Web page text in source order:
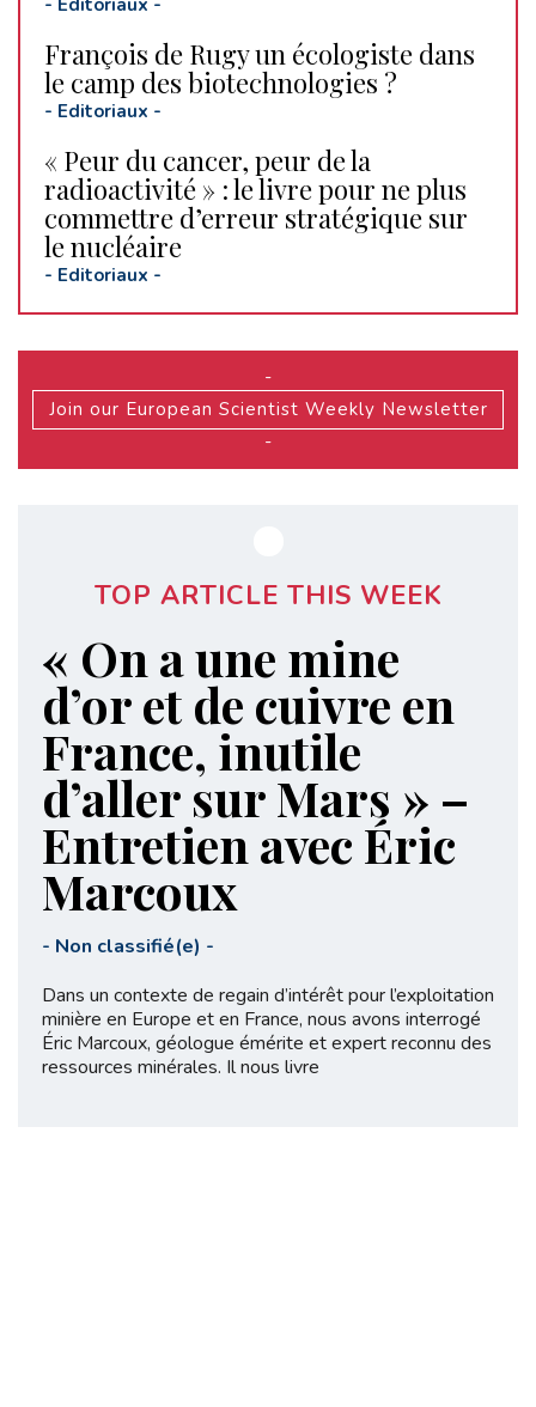
François de Rugy un écologiste dans
le camp des biotechnologies ?
- Editoriaux -
« Peur du cancer, peur de la
radioactivité » : le livre pour ne plus
commettre d’erreur stratégique sur
le nucléaire
- Editoriaux -
-
Join our European Scientist Weekly Newsletter
-
TOP ARTICLE THIS WEEK
« On a une mine
d’or et de cuivre en
France, inutile
d’aller sur Mars » –
Entretien avec Éric
Marcoux
- Non classifié(e) -
Dans un contexte de regain d’intérêt pour l’exploitation
minière en Europe et en France, nous avons interrogé
Éric Marcoux, géologue émérite et expert reconnu des
ressources minérales. Il nous livre